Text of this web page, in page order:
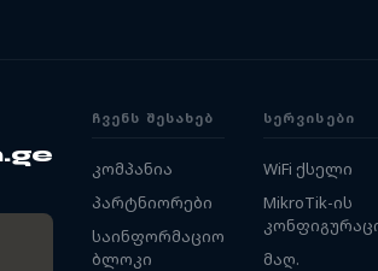
ᲩᲕᲔᲜᲡ ᲨᲔᲡᲐᲮᲔᲑ
კომპანია
პარტნიორები
საინფორმაციო
ბლოკი
ᲡᲔᲠᲕᲘᲡᲔᲑᲘ
WiFi ქსელი
MikroTik-ის
მაღ.